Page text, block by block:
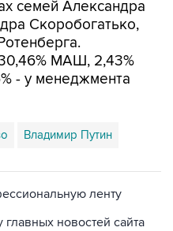
семей Александра
Скоробогатько,
МАШ, 2,43%
- у менеджмента
Владимир Путин
ленту
новостей сайта